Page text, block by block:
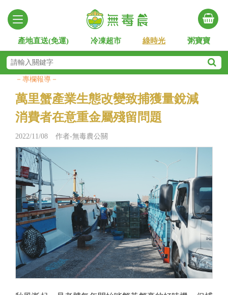
產地直送(免運) 冷凍超市 綠時光 粥寶寶
－專欄報導－
萬里蟹產業生態改變致捕獲量銳減
消費者在意重金屬殘留問題
2022/11/08 作者-無毒農公關